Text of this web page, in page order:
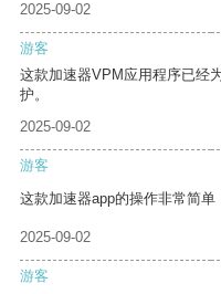
2025-09-02
游客
这款加速器VPM应用程序已经
护。
2025-09-02
游客
这款加速器app的操作非常简单
2025-09-02
游客